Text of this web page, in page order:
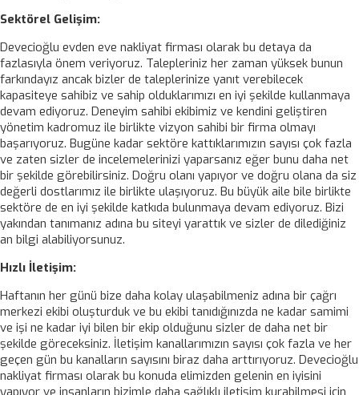
Sektörel Gelişim:
Devecioğlu evden eve nakliyat firması olarak bu detaya da
fazlasıyla önem veriyoruz. Talepleriniz her zaman yüksek bunun
farkındayız ancak bizler de taleplerinize yanıt verebilecek
kapasiteye sahibiz ve sahip olduklarımızı en iyi şekilde kullanmaya
devam ediyoruz. Deneyim sahibi ekibimiz ve kendini geliştiren
yönetim kadromuz ile birlikte vizyon sahibi bir firma olmayı
başarıyoruz. Bugüne kadar sektöre kattıklarımızın sayısı çok fazla
ve zaten sizler de incelemelerinizi yaparsanız eğer bunu daha net
bir şekilde görebilirsiniz. Doğru olanı yapıyor ve doğru olana da siz
değerli dostlarımız ile birlikte ulaşıyoruz. Bu büyük aile bile birlikte
sektöre de en iyi şekilde katkıda bulunmaya devam ediyoruz. Bizi
yakından tanımanız adına bu siteyi yarattık ve sizler de dilediğiniz
an bilgi alabiliyorsunuz.
Hızlı İletişim:
Haftanın her günü bize daha kolay ulaşabilmeniz adına bir çağrı
merkezi ekibi oluşturduk ve bu ekibi tanıdığınızda ne kadar samimi
ve işi ne kadar iyi bilen bir ekip olduğunu sizler de daha net bir
şekilde göreceksiniz. İletişim kanallarımızın sayısı çok fazla ve her
geçen gün bu kanalların sayısını biraz daha arttırıyoruz. Devecioğlu
nakliyat firması olarak bu konuda elimizden gelenin en iyisini
yapıyor ve insanların bizimle daha sağlıklı iletişim kurabilmesi için